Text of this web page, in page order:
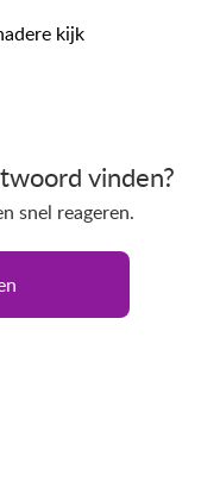
kijk
vinden?
snel reageren.